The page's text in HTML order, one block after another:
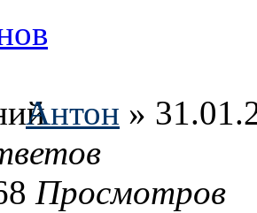
Антон »
Просмотров